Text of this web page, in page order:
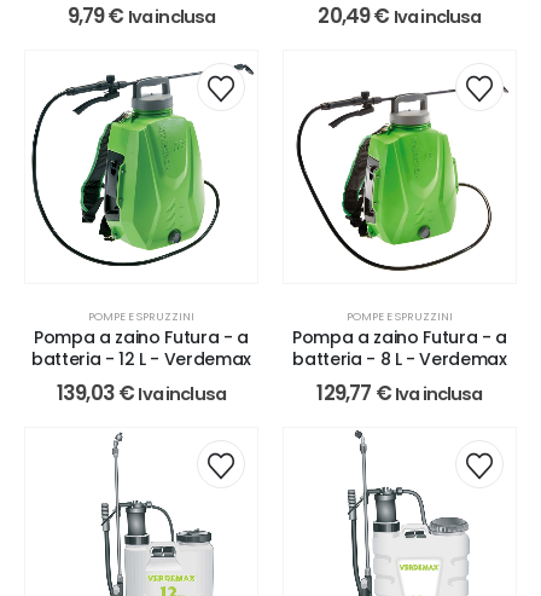
9,79€ Iva inclusa 20,49€ Iva inclusa
POMPE E SPRUZZINI
Pompa a zaino Futura - a
batteria - 12 L - Verdemax
139,03€ Iva inclusa
POMPE E SPRUZZINI
Pompa a zaino Futura - a
batteria - 8 L - Verdemax
129,77 € Iva inclusa